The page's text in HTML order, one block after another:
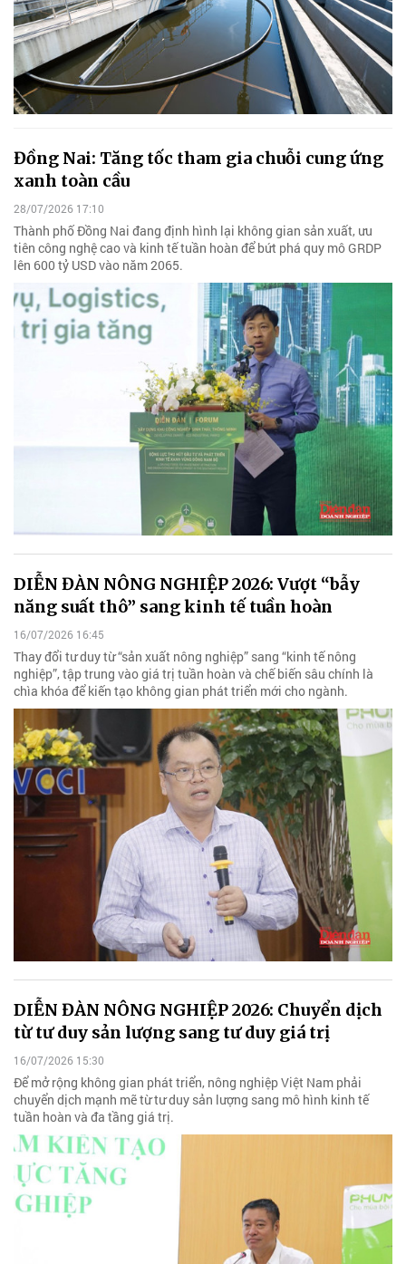
Đồng Nai: Tăng tốc tham gia chuỗi cung ứng
xanh toàn cầu
28/07/2026 17:10
Thành phố Đồng Nai đang định hình lại không gian sản xuất, ưu
tiên công nghệ cao và kinh tế tuần hoàn để bứt phá quy mô GRDP
lên 600 tỷ USD vào năm 2065.
DIỄN ĐÀN NÔNG NGHIỆP 2026: Vượt “bẫy
năng suất thô” sang kinh tế tuần hoàn
16/07/2026 16:45
Thay đổi tư duy từ “sản xuất nông nghiệp” sang “kinh tế nông
nghiệp”, tập trung vào giá trị tuần hoàn và chế biến sâu chính là
chìa khóa để kiến tạo không gian phát triển mới cho ngành.
DIỄN ĐÀN NÔNG NGHIỆP 2026: Chuyển dịch
từ tư duy sản lượng sang tư duy giá trị
16/07/2026 15:30
Để mở rộng không gian phát triển, nông nghiệp Việt Nam phải
chuyển dịch mạnh mẽ từ tư duy sản lượng sang mô hình kinh tế
tuần hoàn và đa tầng giá trị.